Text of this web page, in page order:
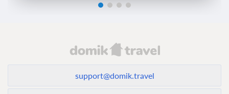
support@domik.travel